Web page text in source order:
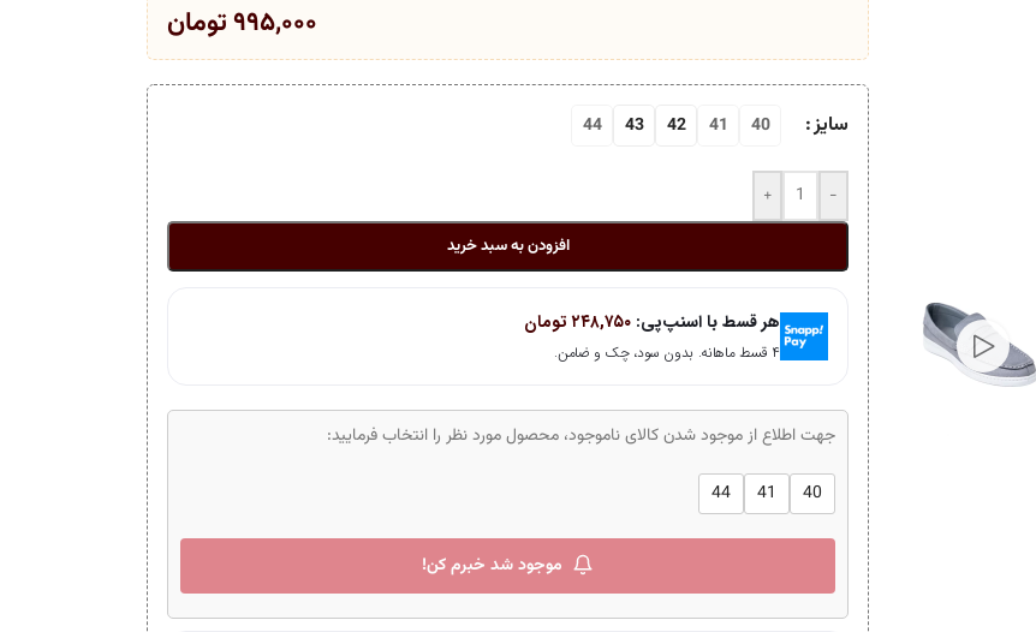
۹۹۵,۰۰۰تومان
سایز 40
41
42
43
44
-
+
افزودن به سبد خرید
هر قسط با اسنپ‌پی: ۲۴۸,۷۵۰ تومان
۴ قسط ماهانه. بدون سود، چک و ضامن.
جهت اطلاع از موجود شدن کالای ناموجود، محصول مورد نظر را انتخاب فرمایید:
40
41
44
موجود شد خبرم کن!